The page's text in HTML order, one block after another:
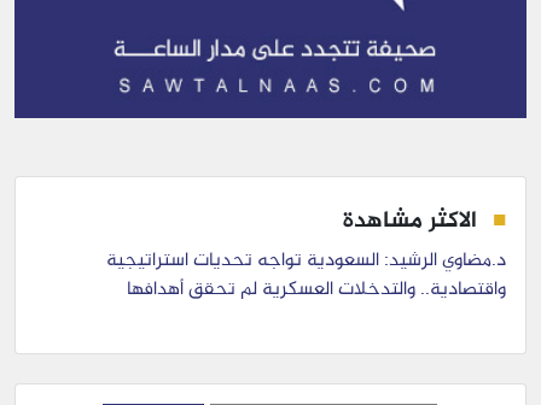
الاكثر مشاهدة
د.مضاوي الرشيد: السعودية تواجه تحديات استراتيجية
واقتصادية.. والتدخلات العسكرية لم تحقق أهدافها